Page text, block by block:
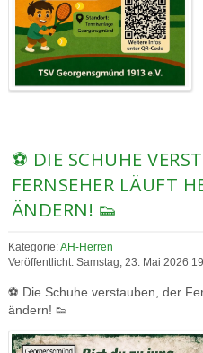
⚽ DIE SCHUHE
FERNSEHER LÄUFT
NDERN! 👟
Kategorie:AH-Herren
Veröffentlicht: Samstag, 23. Mai 2026
⚽ Die Schuhe verstauben, der
ändern! 👟